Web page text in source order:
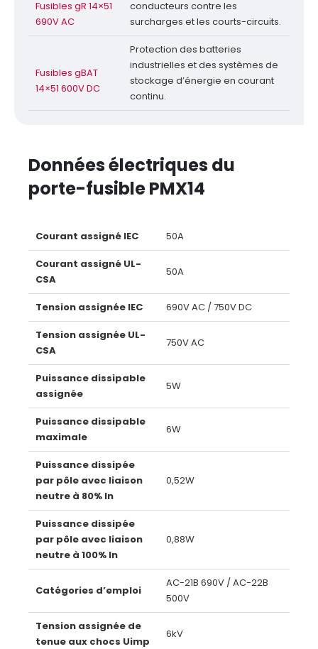
Fusibles gR 14×51
690V AC
conducteurs contre les
surcharges et les courts-circuits.
Fusibles gBAT
14×51 600V DC
Protection des batteries
industrielles et des systèmes de
stockage d’énergie en courant
continu.
Données électriques du
porte-fusible PMX14
Courant assigné IEC 50A
Courant assigné UL-
CSA
50A
Tension assignée IEC 690V AC / 750V DC
Tension assignée UL-
CSA
750V AC
Puissance dissipable
assignée
5W
Puissance dissipable
maximale
6W
Puissance dissipée
par pôle avec liaison
neutre à 80% In
0,52W
Puissance dissipée
par pôle avec liaison
neutre à 100% In
0,88W
Catégories d’emploi
AC-21B 690V / AC-22B
500V
Tension assignée de
tenue aux chocs Uimp
6kV